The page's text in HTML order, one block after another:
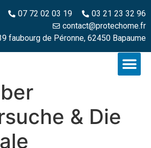
07 72 02 03 19
03 21 23 32 96
contact@protechome.fr
faubourg de Péronne, 62450 Bapaume
& Die